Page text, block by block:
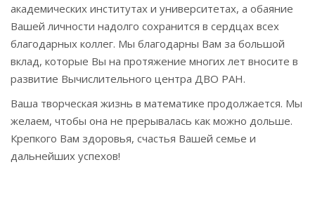
академических институтах и университетах, а обаяние
Вашей личности надолго сохранится в сердцах всех
благодарных коллег. Мы благодарны Вам за большой
вклад, которые Вы на протяжение многих лет вносите в
развитие Вычислительного центра ДВО РАН.
Ваша творческая жизнь в математике продолжается. Мы
желаем, чтобы она не прерывалась как можно дольше.
Крепкого Вам здоровья, счастья Вашей семье и
дальнейших успехов!